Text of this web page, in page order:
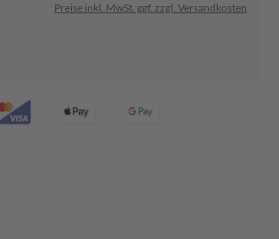
Preise inkl. MwSt. ggf. zzgl. Versandkosten